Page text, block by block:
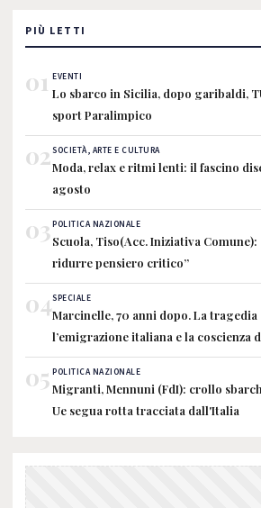
PIÙ LETTI
01 EVENTI
Lo sbarco in Sicilia, dopo garibaldi,
sport Paralimpico
02SOCIETÀ, ARTE E CULTURA
Moda, relax e ritmi lenti: il fascino
agosto
03POLITICA NAZIONALE
Scuola, Tiso(Acc. Iniziativa Comune):
ridurre pensiero critico”
04SPECIALE
Marcinelle, 70 anni dopo. La tragedia
l’emigrazione italiana e la coscienza
05 POLITICA NAZIONALE
Migranti, Mennuni (FdI): crollo
Ue segua rotta tracciata dall'Italia